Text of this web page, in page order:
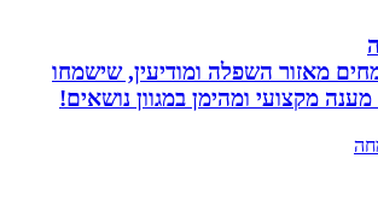
השפלה ומודיעין, שישמחו
ומהימן במגוון נושאים!